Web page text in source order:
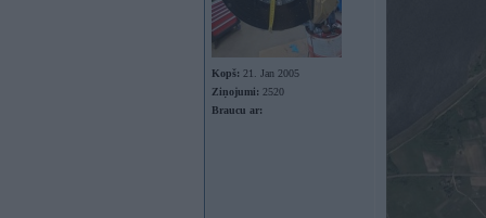
Kopš: 21. Jan 2005
Ziņojumi: 2520
Braucu ar: